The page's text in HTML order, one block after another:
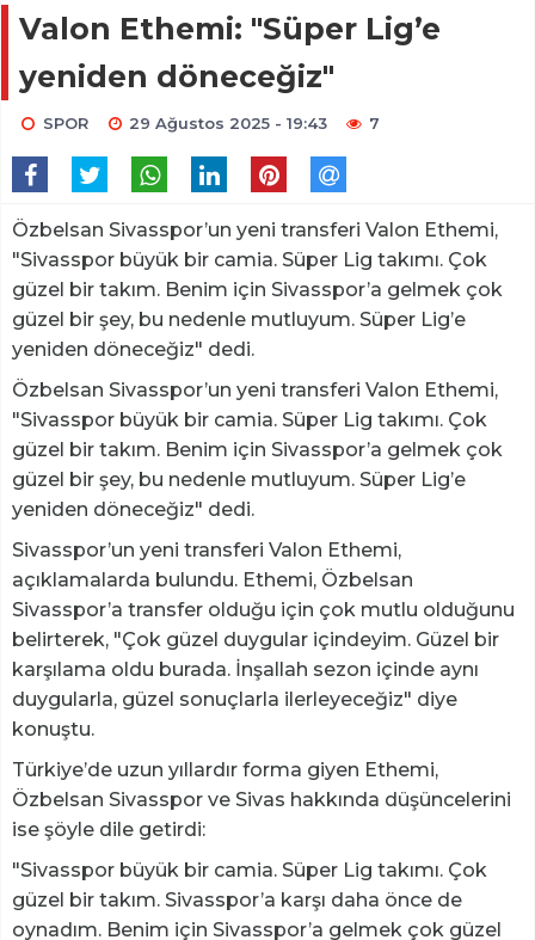
Valon Ethemi: "Süper Lig’e
yeniden döneceğiz"
SPOR 29 Ağustos 2025 - 19:43 7
Özbelsan Sivasspor’un yeni transferi Valon Ethemi,
"Sivasspor büyük bir camia. Süper Lig takımı. Çok
güzel bir takım. Benim için Sivasspor’a gelmek çok
güzel bir şey, bu nedenle mutluyum. Süper Lig’e
yeniden döneceğiz" dedi.
Özbelsan Sivasspor’un yeni transferi Valon Ethemi,
"Sivasspor büyük bir camia. Süper Lig takımı. Çok
güzel bir takım. Benim için Sivasspor’a gelmek çok
güzel bir şey, bu nedenle mutluyum. Süper Lig’e
yeniden döneceğiz" dedi.
Sivasspor’un yeni transferi Valon Ethemi,
açıklamalarda bulundu. Ethemi, Özbelsan
Sivasspor’a transfer olduğu için çok mutlu olduğunu
belirterek, "Çok güzel duygular içindeyim. Güzel bir
karşılama oldu burada. İnşallah sezon içinde aynı
duygularla, güzel sonuçlarla ilerleyeceğiz" diye
konuştu.
Türkiye’de uzun yıllardır forma giyen Ethemi,
Özbelsan Sivasspor ve Sivas hakkında düşüncelerini
ise şöyle dile getirdi:
"Sivasspor büyük bir camia. Süper Lig takımı. Çok
güzel bir takım. Sivasspor’a karşı daha önce de
oynadım. Benim için Sivasspor’a gelmek çok güzel